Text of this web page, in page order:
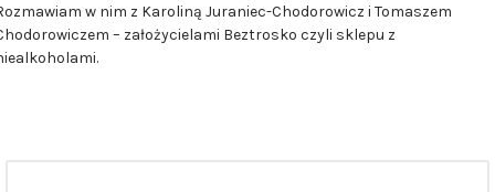
w nim z Karoliną Juraniec-Chodorowicz i Tomaszem
– założycielami Beztrosko czyli sklepu z